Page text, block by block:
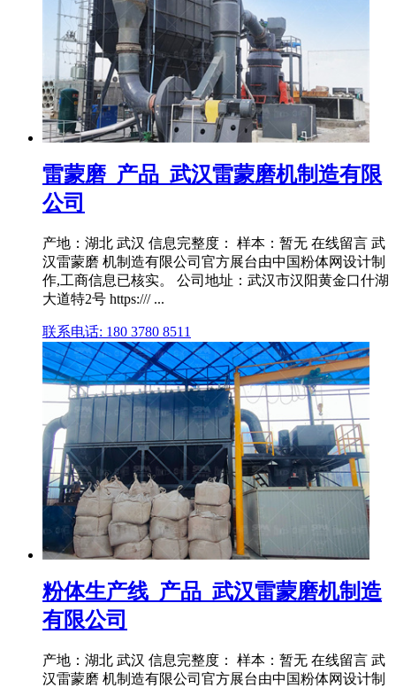
雷蒙磨_产品_武汉雷蒙磨机制造有限
公司
产地：湖北 武汉 信息完整度： 样本：暂无 在线留言 武
汉雷蒙磨 机制造有限公司官方展台由中国粉体网设计制
作,工商信息已核实。 公司地址：武汉市汉阳黄金口什湖
大道特2号 https:/// ...
联系电话: 180 3780 8511
粉体生产线_产品_武汉雷蒙磨机制造
有限公司
产地：湖北 武汉 信息完整度： 样本：暂无 在线留言 武
汉雷蒙磨 机制造有限公司官方展台由中国粉体网设计制